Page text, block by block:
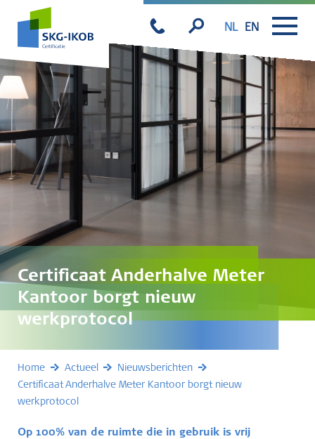
NL EN
Certificaat Anderhalve Meter
Kantoor borgt nieuw
werkprotocol
Home Actueel
Nieuwsberichten
Certificaat Anderhalve Meter Kantoor borgt nieuw
werkprotocol
Op 100% van de ruimte die in gebruik is vrij